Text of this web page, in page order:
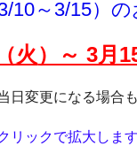
10～3/15）
火）～ 3月
日変更になる場合
リックで拡大しま